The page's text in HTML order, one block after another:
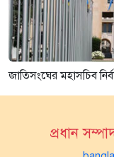
জাতিসংঘের মহাসচিব
প্রধান